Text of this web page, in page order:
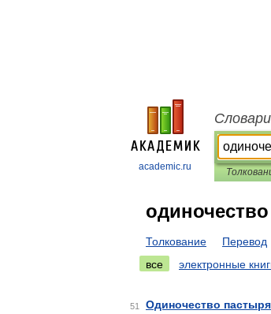
academic.ru
одиночество
Толкование Перевод
все
электронные
51 Одиночество пастыря